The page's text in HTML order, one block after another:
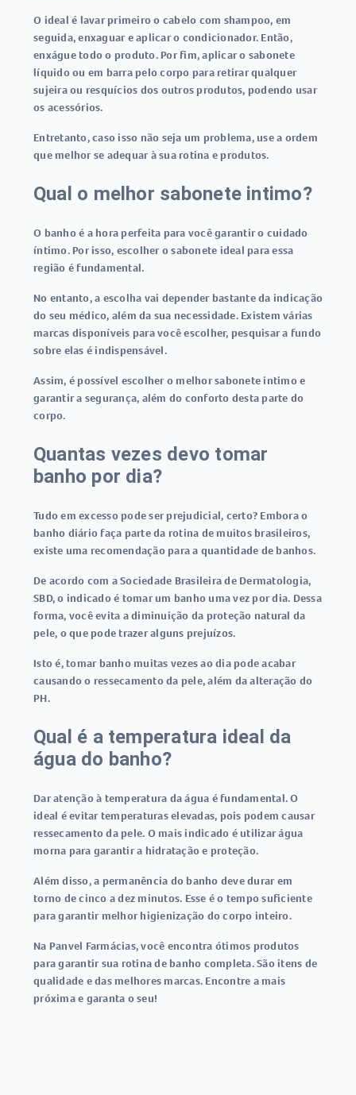
O ideal é lavar primeiro o cabelo com shampoo, em
seguida, enxaguar e aplicar o condicionador. Então,
enxágue todo o produto. Por fim, aplicar o sabonete
líquido ou em barra pelo corpo para retirar qualquer
sujeira ou resquícios dos outros produtos, podendo usar
os acessórios.
Entretanto, caso isso não seja um problema, use a ordem
que melhor se adequar à sua rotina e produtos.
Qual o melhor sabonete intimo?
O banho é a hora perfeita para você garantir o cuidado
íntimo. Por isso, escolher o sabonete ideal para essa
região é fundamental.
No entanto, a escolha vai depender bastante da indicação
do seu médico, além da sua necessidade. Existem várias
marcas disponíveis para você escolher, pesquisar a fundo
sobre elas é indispensável.
Assim, é possível escolher o melhor sabonete intimo e
garantir a segurança, além do conforto desta parte do
corpo.
Quantas vezes devo tomar
banho por dia?
Tudo em excesso pode ser prejudicial, certo? Embora o
banho diário faça parte da rotina de muitos brasileiros,
existe uma recomendação para a quantidade de banhos.
De acordo com a Sociedade Brasileira de Dermatologia,
SBD, o indicado é tomar um banho uma vez por dia. Dessa
forma, você evita a diminuição da proteção natural da
pele, o que pode trazer alguns prejuízos.
Isto é, tomar banho muitas vezes ao dia pode acabar
causando o ressecamento da pele, além da alteração do
PH.
Qual é a temperatura ideal da
água do banho?
Dar atenção à temperatura da água é fundamental. O
ideal é evitar temperaturas elevadas, pois podem causar
ressecamento da pele. O mais indicado é utilizar água
morna para garantir a hidratação e proteção.
Além disso, a permanência do banho deve durar em
torno de cinco a dez minutos. Esse é o tempo suficiente
para garantir melhor higienização do corpo inteiro.
Na Panvel Farmácias, você encontra ótimos produtos
para garantir sua rotina de banho completa. São itens de
qualidade e das melhores marcas. Encontre a mais
próxima e garanta o seu!